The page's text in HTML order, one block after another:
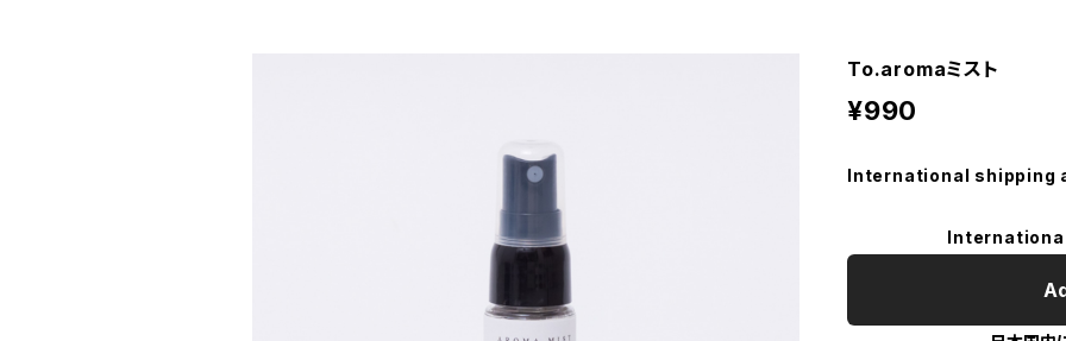
To.aromaミスト
¥990
International shipping